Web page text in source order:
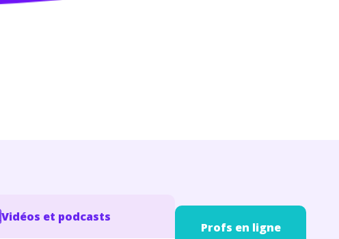
Vidéos et podcasts
Profs en ligne